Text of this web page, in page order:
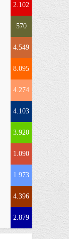
2.102
570
4.549
8.095
4.274
4.103
3.920
1.090
1.973
4.396
2.879